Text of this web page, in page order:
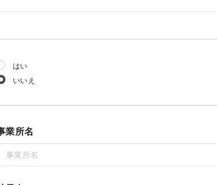
はい
いいえ
業所名